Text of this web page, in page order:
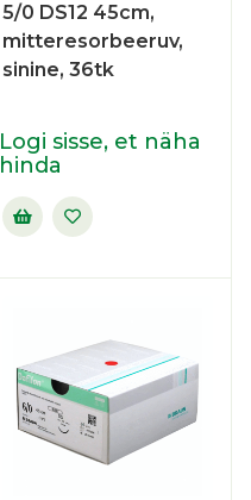
5/0 DS12 45cm,
mitteresorbeeruv,
sinine, 36tk
Logi sisse, et näha
hinda